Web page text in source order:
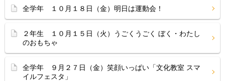
全学年 １０月１８日（金）明日は運動会！
２年生 １０月１５日（火）うごくうごく ぼく・わたし
のおもちゃ
全学年 ９月２７日（金）笑顔いっぱい「文化教室 スマ
イルフェスタ」